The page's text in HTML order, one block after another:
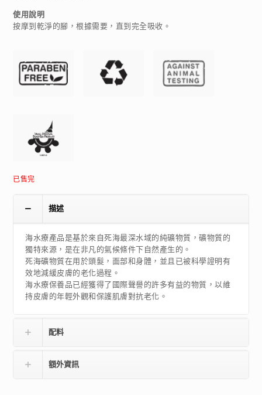
使用說明
按摩到乾淨的腳，根據需要，直到完全吸收。
已售完
描述
海水療產品是基於來自死海最深水域的純礦物質，礦物質的
獨特來源，是在非凡的氣候條件下自然產生的。
死海礦物質在用於頭髮，面部和身體，並且已被科學證明有
效地減緩皮膚的老化過程。
海水療保養品已經獲得了國際聲譽的許多有益的物質，以維
持皮膚的年輕外觀和保護肌膚對抗老化。
配料
額外資訊